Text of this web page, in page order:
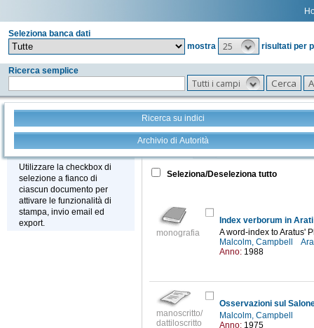
Seleziona banca dati
mostra
25 risultati per
Ricerca semplice
Tutti i campi
Ricerca su indici
Archivio di Autorità
Stampa - Email - Export
Utilizzare la checkbox di
selezione a fianco di
ciascun documento per
attivare le funzionalità di
stampa, invio email ed
export.
Tutto +
Seleziona/Deseleziona tutto
monografia
Index verborum in
A word-index to Aratus'
Malcolm, Campbell
Anno: 1988
manoscritto/
dattiloscritto
Osservazioni sul
Malcolm, Campbell
Anno: 1975